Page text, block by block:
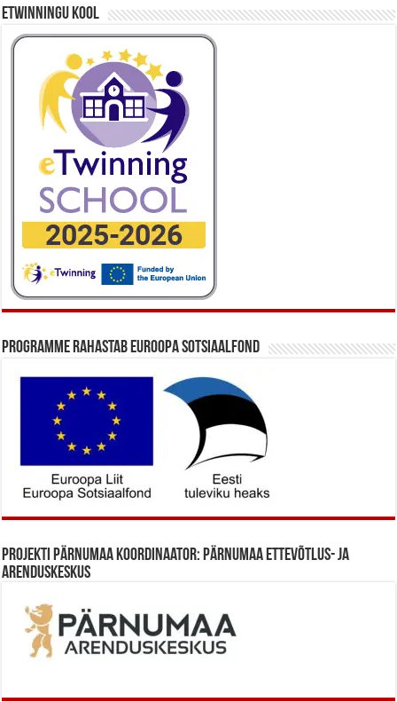
eTwinningu kool
Programme rahastab Euroopa Sotsiaalfond
Projekti Pärnumaa koordinaator: Pärnumaa Ettevõtlus- ja
Arenduskeskus